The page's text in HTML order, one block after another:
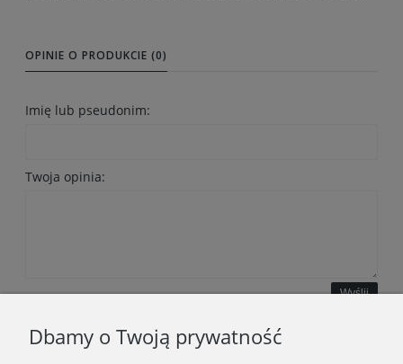
OPINIE O PRODUKCIE (0)
Imię lub pseudonim:
Twoja opinia:
Wyślij
Dbamy o Twoją prywatność